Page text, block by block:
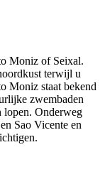
Moniz of Seixal.
terwijl u
Moniz staat bekend
zwembaden
lopen. Onderweg
Sao Vicente en